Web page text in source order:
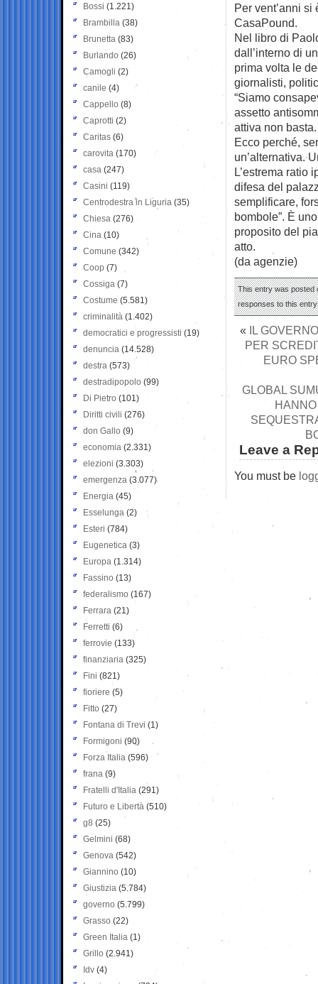
Per vent’anni
CasaPound.
Nel libro di
dall’interno di
prima volta le
giornalisti,
“Siamo
assetto
attiva non basta.
Ecco perché,
un’alternativa.
L’estrema ratio
difesa del
semplificare,
bombole”. È
proposito del
atto.
(da agenzie)
This entry was posted
responses to this
« IL
PER
EURO
GLOBAL
Leave a
You must be
Bossi (1.221)
Brambilla (38)
Brunetta (83)
Burlando (26)
Camogli (2)
canile (4)
Cappello (8)
Caprotti (2)
Caritas (6)
carovita (170)
casa (247)
Casini (119)
Centrodestra in Liguria (35)
Chiesa (276)
Cina (10)
Comune (342)
Coop (7)
Cossiga (7)
Costume (5.581)
criminalità (1.402)
democratici e progressisti (19)
denuncia (14.528)
destra (573)
destradipopolo (99)
Di Pietro (101)
Diritti civili (276)
don Gallo (9)
economia (2.331)
elezioni (3.303)
emergenza (3.077)
Energia (45)
Esselunga (2)
Esteri (784)
Eugenetica (3)
Europa (1.314)
Fassino (13)
federalismo (167)
Ferrara (21)
Ferretti (6)
ferrovie (133)
finanziaria (325)
Fini (821)
fioriere (5)
Fitto (27)
Fontana di Trevi (1)
Formigoni (90)
Forza Italia (596)
frana (9)
Fratelli d'Italia (291)
Futuro e Libertà (510)
g8 (25)
Gelmini (68)
Genova (542)
Giannino (10)
Giustizia (5.784)
governo (5.799)
Grasso (22)
Green Italia (1)
Grillo (2.941)
Idv (4)